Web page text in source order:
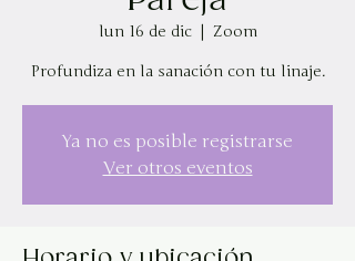
lun 16 de dic
  |
Zoom
Profundiza en la sanación con tu linaje.
Ya no es posible registrarse
Ver otros eventos